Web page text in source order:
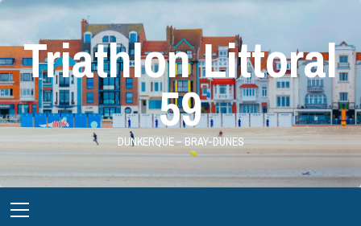
Skip
contentTriathlon Littoral
59
DUNKERQUE – BRAY-DUNES
Menu